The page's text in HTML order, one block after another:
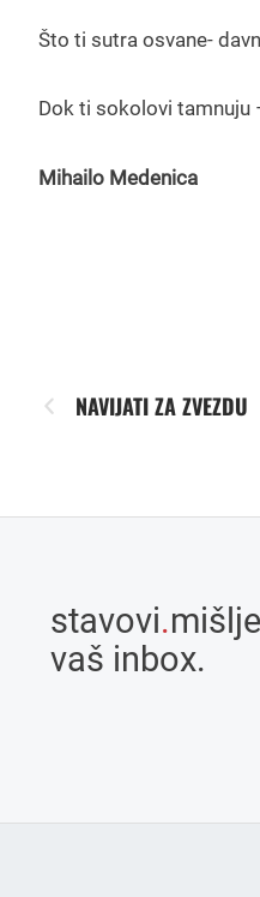
Što ti sutra osvane-
Dok ti sokolovi tamnuju
Mihailo Medenica
NAVIJATI ZA ZVEZDU
stavovi.
vaš inbox.